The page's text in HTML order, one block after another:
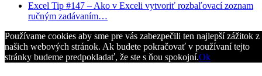
Excel Tip #147 – Ako v Exceli vytvoriť rozbaľovací zoznam
ručným zadávaním…
Používame cookies aby sme pre vás zabezpečili ten najlepší zážitok z
našich webových stránok. Ak budete pokračovať v používaní tejto
stránky budeme predpokladať, že ste s ňou spokojní.Ok